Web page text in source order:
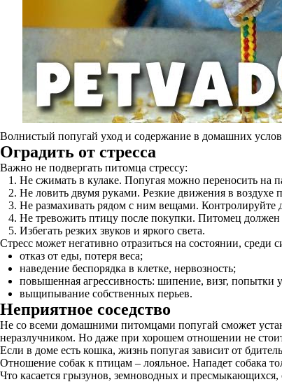
Волнистый попугай уход и содержание в домашних
Оградить от стресса
Важно не подвергать питомца стрессу:
Не сжимать в кулаке. Попугая можно переносить на
Не ловить двумя руками. Резкие движения в
Не размахивать рядом с ним вещами. Контролируйте
Не тревожить птицу после покупки. Питомец
Избегать резких звуков и яркого света.
Стресс может негативно отразиться на состоянии, среди
отказ от еды, потеря веса;
наведение беспорядка в клетке, нервозность;
повышенная агрессивность: шипение, визг, попытки
выщипывание собственных перьев.
Неприятное соседство
Не со всеми домашними питомцами попугай сможет
неразлучником. Но даже при хорошем отношении не
Если в доме есть кошка, жизнь попугая зависит от
Отношение собак к птицам – лояльное. Нападет собака
Что касается грызунов, земноводных и